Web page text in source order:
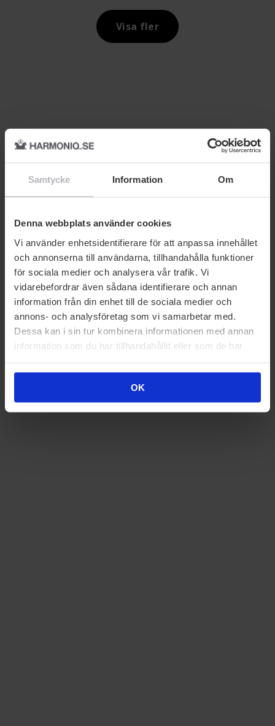
Samtycke Information Om
Denna webbplats använder cookies
Vi använder enhetsidentifierare för att anpassa innehållet
och annonserna till användarna, tillhandahålla funktioner
för sociala medier och analysera vår trafik. Vi
vidarebefordrar även sådana identifierare och annan
information från din enhet till de sociala medier och
annons- och analysföretag som vi samarbetar med.
Dessa kan i sin tur kombinera informationen med annan
information som du har tillhandahållit eller som de har
OK
Visa fler